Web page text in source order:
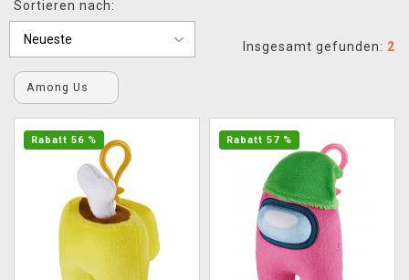
XZONE CLUB
Sortieren nach:
Insgesamt gefunden: 2
Among Us
Rabatt 56 % Rabatt 57 %